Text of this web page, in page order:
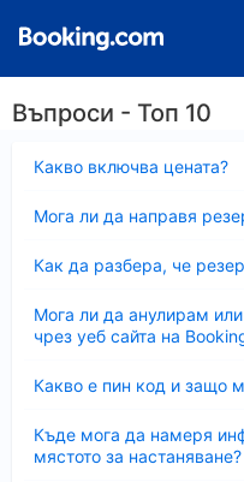
Въпроси - Топ 10
Какво включва цената?
Мога ли да направя
Как да разбера, че
Мога ли да анулирам
чрез уеб сайта на
Какво е пин код и защо
Къде мога да намеря
мястото за настаняване?